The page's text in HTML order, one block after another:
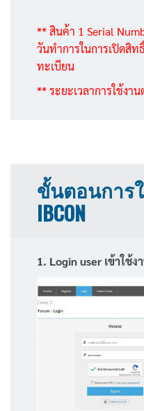
** สินค้า 1 Serial
วันทำการในการเปิดสิ
ทะเบียน
** ระยะเวลาการใช้งา
ขั้นตอนการ
IBCON
1. Login user เข้าใช้ง